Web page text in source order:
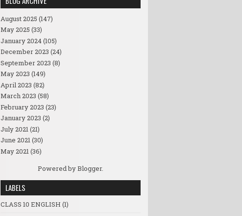
August 2025 (147)
May 2025 (33)
January 2024(105)
December 2023 (24)
September 2023 (8)
May 2023 (149)
April 2023 (82)
March 2023 (58)
February 2023 (23)
January 2023 (2)
July 2021(21)
June 2021(30)
May 2021(36)
Powered byBlogger.
LABELS
CLASS 10 ENGLISH (1)